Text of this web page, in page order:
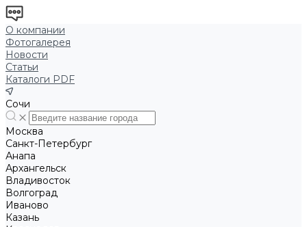
О компании
Фотогалерея
Новости
Статьи
Каталоги PDF
Сочи
Москва
Санкт-Петербург
Анапа
Архангельск
Владивосток
Волгоград
Иваново
Казань